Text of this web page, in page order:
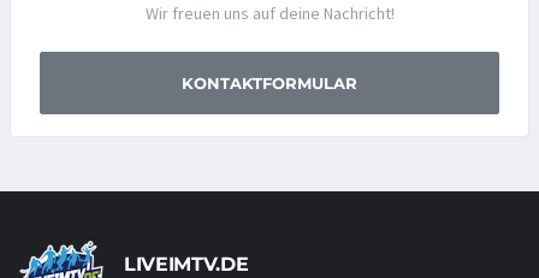
Wir freuen uns auf deine Nachricht!
KONTAKTFORMULAR
LIVEIMTV.DE